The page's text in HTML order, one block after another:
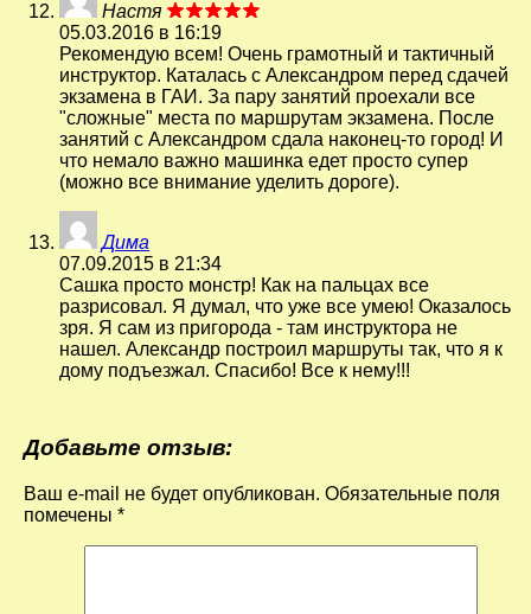
Настя
05.03.2016 в 16:19
Рекомендую всем! Очень грамотный и тактичный
инструктор. Каталась с Александром перед сдачей
экзамена в ГАИ. За пару занятий проехали все
"сложные" места по маршрутам экзамена. После
занятий с Александром сдала наконец-то город! И
что немало важно машинка едет просто супер
(можно все внимание уделить дороге).
Дима
07.09.2015 в 21:34
Сашка просто монстр! Как на пальцах все
разрисовал. Я думал, что уже все умею! Оказалось
зря. Я сам из пригорода - там инструктора не
нашел. Александр построил маршруты так, что я к
дому подъезжал. Спасибо! Все к нему!!!
Добавьте отзыв:
Ваш e-mail не будет опубликован. Обязательные поля
помечены *